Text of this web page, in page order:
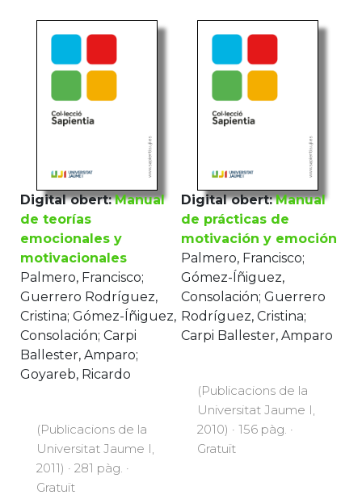
Manual
de teorías
emocionales y
motivacionales
Palmero, Francisco;
Guerrero Rodríguez,
Cristina; Gómez-
Íñiguez, Consolación;
Carpi Ballester,
Amparo; Goyareb,
Ricardo
(Publicacions de la
Universitat Jaume I,
2011) · 281 pàg. ·
Gratuït
Manual
de prácticas de
motivación y emoción
Palmero, Francisco;
Gómez-Íñiguez,
Consolación; Guerrero
Rodríguez, Cristina;
Carpi Ballester, Amparo
Universitat Jaume I,
2010) · 156 pàg. ·
Gratuït